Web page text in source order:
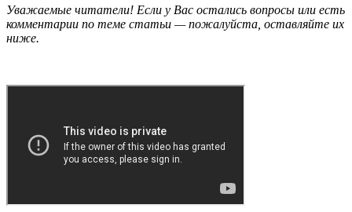
Уважаемые читатели! Если у Вас остались вопросы или есть
комментарии по теме статьи — пожалуйста, оставляйте их
ниже.